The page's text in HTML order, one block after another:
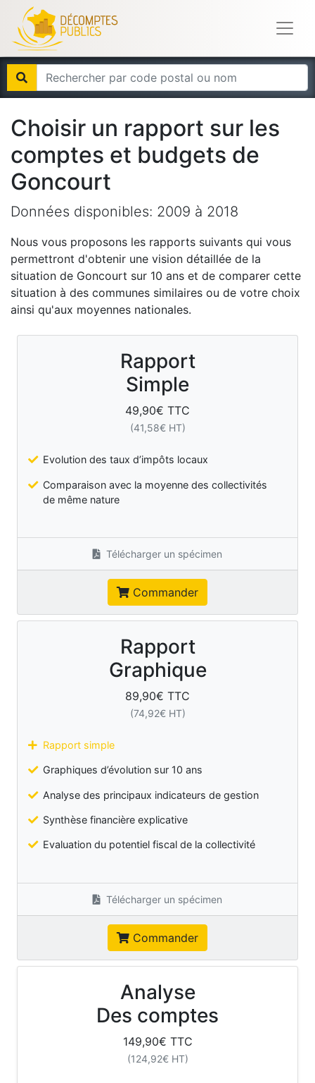
Choisir un rapport sur les
comptes et budgets de
Goncourt
Données disponibles: 2009 à 2018
Nous vous proposons les rapports suivants qui vous
permettront d'obtenir une vision détaillée de la
situation de Goncourt sur 10 ans et de comparer cette
situation à des communes similaires ou de votre choix
ainsi qu'aux moyennes nationales.
Rapport
Simple
49,90€ TTC
(41,58€ HT)
Evolution des taux d’impôts locaux
Comparaison avec la moyenne des collectivités
de même nature
Télécharger un spécimen
Commander
Rapport
Graphique
89,90€ TTC
(74,92€ HT)
Rapport simple
Graphiques d’évolution sur 10 ans
Analyse des principaux indicateurs de gestion
Synthèse financière explicative
Evaluation du potentiel fiscal de la collectivité
Télécharger un spécimen
Commander
Analyse
Des comptes
149,90€ TTC
(124,92€ HT)